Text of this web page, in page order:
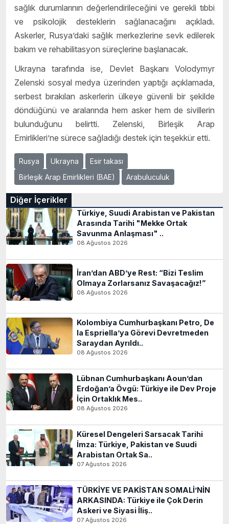
sağlık durumlarının değerlendirileceğini ve gerekli tıbbi
ve psikolojik desteklerin sağlanacağını açıkladı.
Askerler, Rusya’daki sağlık merkezlerine sevk edilerek
bakım ve rehabilitasyon süreçlerine başlanacak.
Ukrayna tarafında ise, Devlet Başkanı Volodymyr
Zelenski sosyal medya üzerinden yaptığı açıklamada,
serbest bırakılan askerlerin ülkeye güvenli bir şekilde
döndüğünü ve aralarında hem asker hem de sivillerin
bulunduğunu belirtti. Zelenski, Birleşik Arap
Emirlikleri’ne sürece sağladığı destek için teşekkür etti.
Rusya Ukrayna
Esir takası
Birleşik Arap Emirlikleri (BAE)
Arabuluculuk
Diğer İçerikler
Türkiye, Suudi Arabistan ve Pakistan
Arasında Tarihi "Mekke Ortak
Savunma Anlaşması" ..
08 Ağustos 2026
İran’dan ABD’ye Rest: “Bizi Teslim
Olmaya Zorlarsanız Savaşacağız!”
08 Ağustos 2026
Kolombiya Cumhurbaşkanı Petro, De
la Espriella’ya Görevi Devretmeden
Saraydan Ayrıldı..
08 Ağustos 2026
Lübnan Cumhurbaşkanı Aoun’dan
Erdoğan’a Övgü: Türkiye ile Dev Proje
İçin Ortaklık Mes..
08 Ağustos 2026
Küresel Dengeleri Sarsacak Tarihi
İmza: Türkiye, Pakistan ve Suudi
Arabistan Ortak Sa..
07 Ağustos 2026
TÜRKİYE VE PAKİSTAN SOMALİ’NİN
ARKASINDA: Türkiye ile Çok Derin
Askeri ve Siyasi İliş..
07 Ağustos 2026